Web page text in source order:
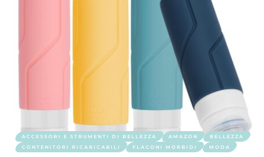
ACCESSORI E STRUMENTI DI BELLEZZA AMAZON
BELLEZZA
CONTENITORI RICARICABILI
FLACONI MORBIDI MODA